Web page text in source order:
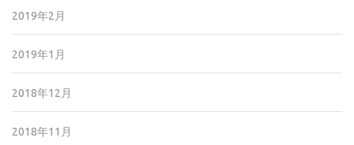
2019年2月
2019年1月
2018年12月
2018年11月